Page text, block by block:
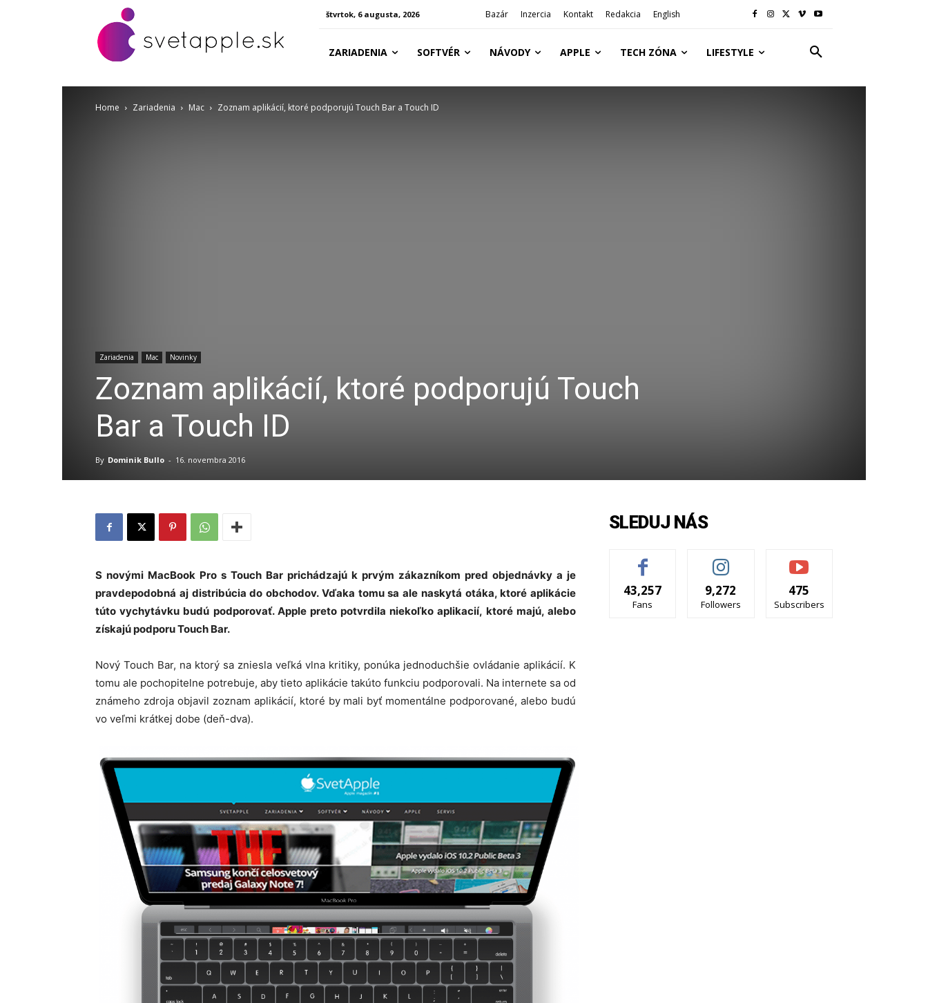
štvrtok, 6 augusta, 2026 Bazár Inzercia Kontakt Redakcia English
ZARIADENIA SOFTVÉR NÁVODY APPLE TECH ZÓNA LIFESTYLE
Home Zariadenia Mac Zoznam aplikácií, ktoré podporujú Touch Bar a Touch ID
Zariadenia Mac Novinky
Zoznam aplikácií, ktoré podporujú Touch
Bar a Touch ID
By Dominik Bullo - 16. novembra 2016
S novými MacBook Pro s Touch Bar prichádzajú k prvým zákazníkom pred objednávky a je
pravdepodobná aj distribúcia do obchodov. Vďaka tomu sa ale naskytá otáka, ktoré aplikácie
túto vychytávku budú podporovať. Apple preto potvrdila niekoľko aplikacií, ktoré majú, alebo
získajú podporu Touch Bar.
Nový Touch Bar, na ktorý sa zniesla veľká vlna kritiky, ponúka jednoduchšie ovládanie aplikácií. K
tomu ale pochopitelne potrebuje, aby tieto aplikácie takúto funkciu podporovali. Na internete sa od
známeho zdroja objavil zoznam aplikácií, ktoré by mali byť momentálne podporované, alebo budú
vo veľmi krátkej dobe (deň-dva).
SLEDUJ NÁS
43,257
Fans
9,272
Followers
475
Subscribers